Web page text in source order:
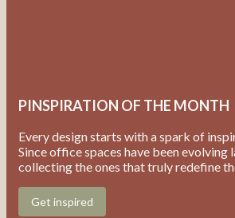
PINSPIRATION OF THE
Every design starts with a
Since office spaces have
collecting the ones that truly
Get inspired